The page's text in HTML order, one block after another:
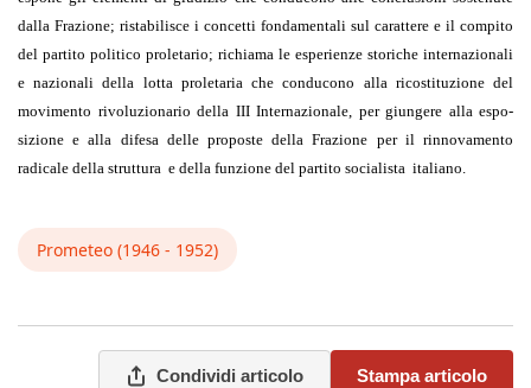
dalla Frazione; ristabilisce i concetti fondamentali sul carattere e il compito
del partito politico proletario; richiama le esperienze storiche internazionali
e nazionali della lotta proletaria che conducono alla ricostituzione del
movimento rivoluzionario della III Internazionale, per giungere alla espo­
sizione e alla difesa delle proposte della Frazione per il rinnovamento
radicale della struttura e della funzione del partito socialista italiano.
Prometeo (1946 - 1952)
Condividi articolo Stampa articolo